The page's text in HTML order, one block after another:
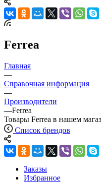
Ferrea
Главная
—
Справочная информация
—
Производители
—Ferrea
Товары Ferrea в нашем
Список брендов
Заказы
Избранное